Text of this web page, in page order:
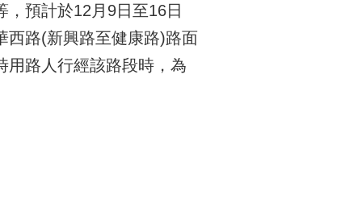
預計於12月9日至16日
西路(新興路至健康路)路面
用路人行經該路段時，為